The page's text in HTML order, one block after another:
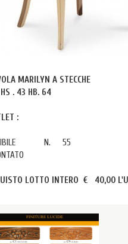
MARILYN A STECCHE
. 43 HB. 64
:
N. 55
LOTTO INTERO € 40,00